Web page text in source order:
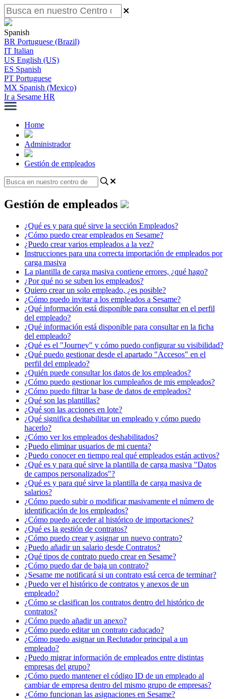
Spanish
BR Portuguese (Brazil)
IT Italian
US English (US)
ES Spanish
PT Portuguese
MX Spanish (Mexico)
Ir a Sesame HR
Home
Administrador
Gestión de empleados
Gestión de empleados
¿Qué es y para qué sirve la sección Empleados?
¿Cómo puedo crear empleados en Sesame?
¿Puedo crear varios empleados a la vez?
Instrucciones para una correcta importación de empleados por
carga masiva
La plantilla de carga masiva contiene errores, ¿qué hago?
¿Por qué no se suben los empleados?
Quiero crear un solo empleado, ¿es posible?
¿Cómo puedo invitar a los empleados a Sesame?
¿Qué información está disponible para consultar en el perfil
del empleado?
¿Qué información está disponible para consultar en la ficha
del empleado?
¿Qué es el "Journey" y cómo puedo configurar su visibilidad?
¿Qué puedo gestionar desde el apartado "Accesos" en el
perfil del empleado?
¿Quién puede consultar los datos de los empleados?
¿Cómo puedo gestionar los cumpleaños de mis empleados?
¿Cómo puedo filtrar la base de datos de empleados?
¿Qué son las plantillas?
¿Qué son las acciones en lote?
¿Qué significa deshabilitar un empleado y cómo puedo
hacerlo?
¿Cómo ver los empleados deshabilitados?
¿Puedo eliminar usuarios de mi cuenta?
¿Puedo conocer en tiempo real qué empleados están activos?
¿Qué es y para qué sirve la plantilla de carga masiva "Datos
de campos personalizados"?
¿Qué es y para qué sirve la plantilla de carga masiva de
salarios?
¿Cómo puedo subir o modificar masivamente el número de
identificación de los empleados?
¿Cómo puedo acceder al histórico de importaciones?
¿Qué es la gestión de contratos?
¿Cómo puedo crear y asignar un nuevo contrato?
¿Puedo añadir un salario desde Contratos?
¿Qué tipos de contrato puedo crear en Sesame?
¿Cómo puedo dar de baja un contrato?
¿Sesame me notificará si un contrato está cerca de terminar?
¿Puedo ver el histórico de contratos y anexos de un
empleado?
¿Cómo se clasifican los contratos dentro del histórico de
contratos?
¿Cómo puedo añadir un anexo?
¿Cómo puedo editar un contrato caducado?
¿Cómo puedo asignar un Reclutador principal a un
empleado?
¿Puedo migrar información de empleados entre distintas
empresas del grupo?
¿Cómo puedo mantener el código ID de un empleado al
cambiar de empresa dentro del mismo grupo de empresas?
¿Cómo funcionan las asignaciones en Sesame?